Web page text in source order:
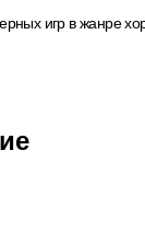
игр в жанре